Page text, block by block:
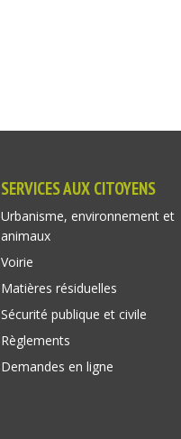
SERVICES AUX CITOYENS
Urbanisme, environnement et
animaux
Voirie
Matières résiduelles
Sécurité publique et civile
Règlements
Demandes en ligne